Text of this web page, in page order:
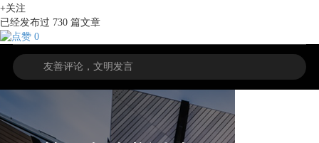
+关注
已经发布过 730 篇文章
0